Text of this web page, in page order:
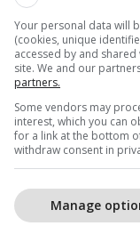
por nuk
kërkuar
Të
Your personal data will
(cookies, unique
accessed by and
site. We and our
partners.
Some vendors may
interest, which you can
for a link at the bottom
withdraw consent in
Manage